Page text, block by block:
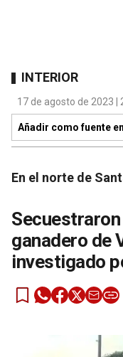
INTERIOR
17 de agosto de 2023 |
Añadir como fuente en
En el norte de
ganadero de
investigado